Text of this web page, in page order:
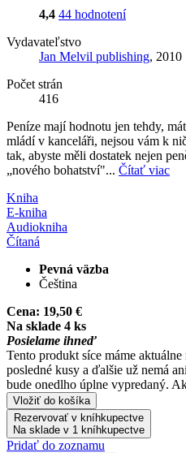
4,4 44 hodnotení
Vydavateľstvo
Jan Melvil publishing, 2010
Počet strán
416
Peníze mají hodnotu jen tehdy,
mládí v kanceláři, nejsou vám k
tak, abyste měli dostatek nejen
„nového bohatství"... Čítať viac
Kniha
E-kniha
Audiokniha
Čítaná
Pevná väzba
Čeština
Cena: 19,50 €
Na sklade 4 ks
Posielame ihneď
Tento produkt síce máme
posledné kusy a ďalšie už nemá
bude onedlho úplne vypredaný.
Vložiť do košíka
Rezervovať v kníhkupectve
Na sklade v 1 kníhkupectve
Pridať do zoznamu